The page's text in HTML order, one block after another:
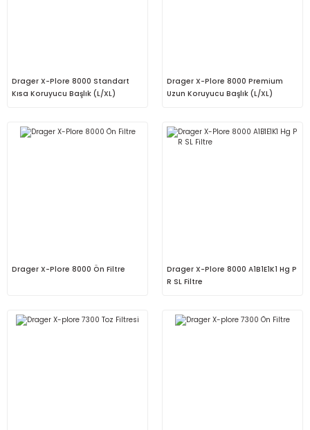
Drager X-Plore 8000 Standart
Kısa Koruyucu Başlık (L/XL)
Drager X-Plore 8000 Premium
Uzun Koruyucu Başlık (L/XL)
Drager X-Plore 8000 Ön Filtre
Drager X-Plore 8000 A1B1E1K1 Hg P
R SL Filtre